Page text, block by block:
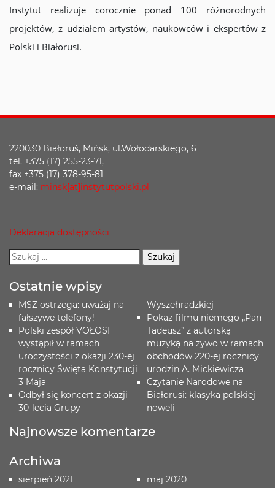
Instytut realizuje corocznie ponad 100 różnorodnych
projektów, z udziałem artystów, naukowców i ekspertów z
Polski i Białorusi.
220030 Białoruś, Mińsk, ul.Wołodarskiego, 6
tel. +375 (17) 255-23-71,
fax +375 (17) 378-95-81
e-mail: minsk[at]instytutpolski.pl
Deklaracja dostępności
Ostatnie wpisy
MSZ ostrzega: uważaj na
fałszywe telefony!
Polski zespół VOŁOSI
wystąpił w ramach
uroczystości z okazji 230-ej
rocznicy Święta Konstytucji
3 Maja
Odbył się koncert z okazji
30-lecia Grupy
Wyszehradzkiej
Pokaz filmu niemego „Pan
Tadeusz” z autorską
muzyką na żywo w ramach
obchodów 220-ej rocznicy
urodzin A. Mickiewicza
Czytanie Narodowe na
Białorusi: klasyka polskiej
noweli
Najnowsze komentarze
Archiwa
sierpień 2021
maj 2020